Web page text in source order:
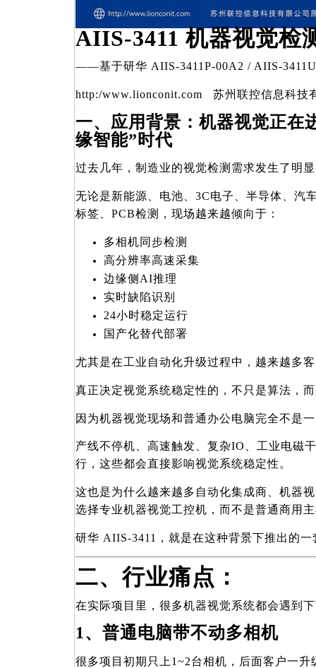
AIIS-3411 机器视觉检
——基于研华 AIIS-3411P-00A2 / AIIS-
http:/www.lionconit.com 苏州联控信息科
一、应用背景：机器视觉正在
缘智能”时代
过去几年，制造业的视觉检测需求发生了明
无论是新能源、电池、3C电子、半导体、汽
标签、PCB检测，现场越来越倾向于：
多相机同步检测
高分辨率高速采集
边缘侧AI推理
实时缺陷识别
24小时稳定运行
国产化替代部署
尤其是在工业自动化升级过程中，越来越多
真正决定视觉系统稳定性的，不只是算法，
因为机器视觉现场和普通办公电脑完全不是
产线不停机、高速触发、复杂IO、工业电磁
行，这些都会直接影响视觉系统稳定性。
这也是为什么越来越多自动化集成商、机器
选择专业机器视觉工控机，而不是普通商用
研华 AIIS-3411，就是在这种背景下推出的
二、行业痛点：
在实际项目里，很多机器视觉系统都会遇到
1、普通电脑带不动多相机
很多项目初期只上1~2台相机，后面客户一升